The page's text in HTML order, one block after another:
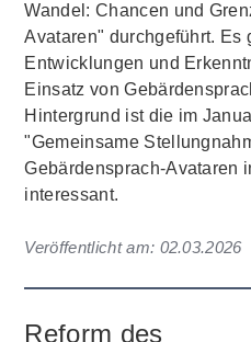
Wandel: Chancen und
Avataren" durchgeführt. Es
Entwicklungen und
Einsatz von
Hintergrund ist die im
"Gemeinsame
Gebärdensprach-Avataren
interessant.
Veröffentlicht am: 02.03.2026
Reform des